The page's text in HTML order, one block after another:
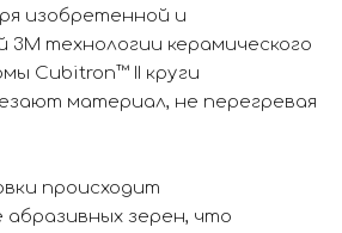
изобретенной и
технологии керамического
Cubitron™ II круги
материал, не перегревая
происходит
зерен, что